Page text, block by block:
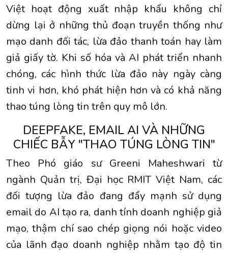
Việt hoạt động xuất nhập khẩu không chỉ
dừng lại ở những thủ đoạn truyền thống như
mạo danh đối tác, lừa đảo thanh toán hay làm
giả giấy tờ. Khi số hóa và AI phát triển nhanh
chóng, các hình thức lừa đảo này ngày càng
tinh vi hơn, khó phát hiện hơn và có khả năng
thao túng lòng tin trên quy mô lớn.
DEEPFAKE, EMAIL AI VÀ NHỮNG
CHIẾC BẪY "THAO TÚNG LÒNG TIN"
Theo Phó giáo sư Greeni Maheshwari từ
ngành Quản trị, Đại học RMIT Việt Nam, các
đối tượng lừa đảo đang đẩy mạnh sử dụng
email do AI tạo ra, danh tính doanh nghiệp giả
mạo, thậm chí sao chép giọng nói hoặc video
của lãnh đạo doanh nghiệp nhằm tạo độ tin